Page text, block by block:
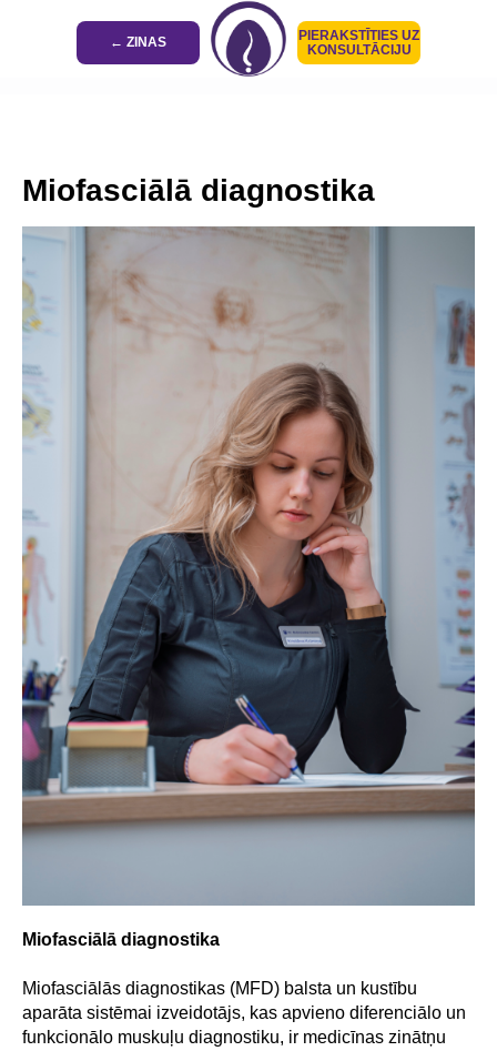
← ZINAS
PIERAKSTĪTIES UZ
KONSULTĀCIJU
Miofasciālā diagnostika
Miofasciālā diagnostika
Miofasciālās diagnostikas (MFD) balsta un kustību
aparāta sistēmai izveidotājs, kas apvieno diferenciālo un
funkcionālo muskuļu diagnostiku, ir medicīnas zinātņu